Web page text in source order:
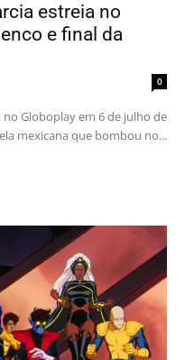
estreia no
e final da
0
no Globoplay em 6 de julho de
mexicana que bombou no...